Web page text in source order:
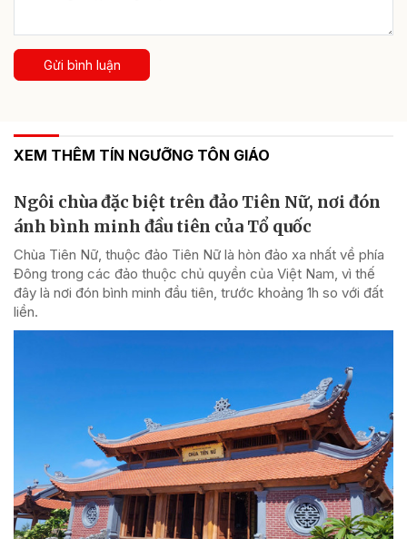
Gửi bình luận
XEM THÊM TÍN NGƯỠNG TÔN GIÁO
Ngôi chùa đặc biệt trên đảo Tiên Nữ, nơi đón
ánh bình minh đầu tiên của Tổ quốc
Chùa Tiên Nữ, thuộc đảo Tiên Nữ là hòn đảo xa nhất về phía
Đông trong các đảo thuộc chủ quyền của Việt Nam, vì thế
đây là nơi đón bình minh đầu tiên, trước khoảng 1h so với đất
liền.